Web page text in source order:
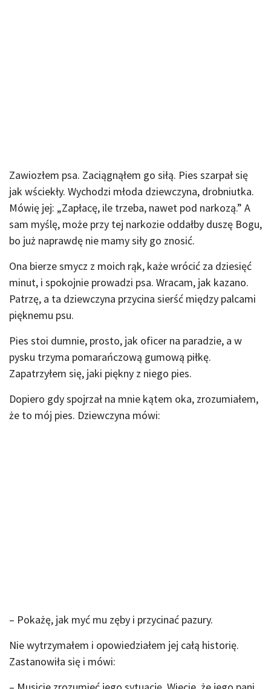
Zawiozłem psa. Zaciągnąłem go siłą. Pies szarpał się
jak wściekły. Wychodzi młoda dziewczyna, drobniutka.
Mówię jej: „Zapłacę, ile trzeba, nawet pod narkozą.” A
sam myślę, może przy tej narkozie oddałby duszę Bogu,
bo już naprawdę nie mamy siły go znosić.
Ona bierze smycz z moich rąk, każe wrócić za dziesięć
minut, i spokojnie prowadzi psa. Wracam, jak kazano.
Patrzę, a ta dziewczyna przycina sierść między palcami
pięknemu psu.
Pies stoi dumnie, prosto, jak oficer na paradzie, a w
pysku trzyma pomarańczową gumową piłkę.
Zapatrzyłem się, jaki piękny z niego pies.
Dopiero gdy spojrzał na mnie kątem oka, zrozumiałem,
że to mój pies. Dziewczyna mówi:
– Pokażę, jak myć mu zęby i przycinać pazury.
Nie wytrzymałem i opowiedziałem jej całą historię.
Zastanowiła się i mówi: